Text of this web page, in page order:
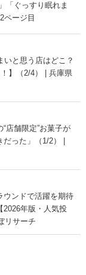
「ぐっすり眠れま
ページ目
と思う店はどこ？
】（2/4） | 兵庫県
店舗限定”お菓子が
った」（1/2） |
ウンドで活躍を期待
2026年版・人気投
リサーチ